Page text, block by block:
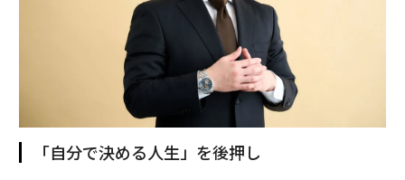
「自分で決める人生」を後押し